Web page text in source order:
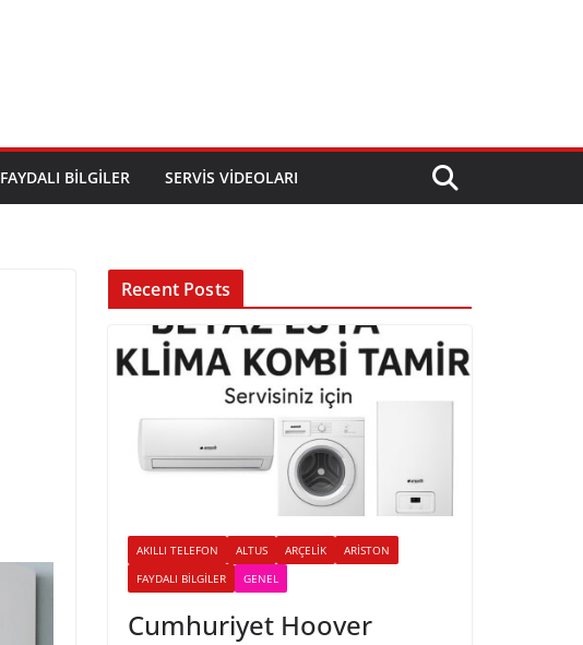
FAYDALI BILGILER SERVIS VIDEOLARI
Recent Posts
AKILLI TELEFON ALTUS ARÇELIK
ARISTON
FAYDALI BILGILER
GENEL
Cumhuriyet Hoover